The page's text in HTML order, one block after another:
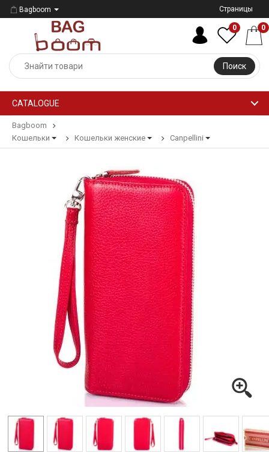
Bagboom Страницы
Поиск
0 0
CATALOGUE
Bagboom
Кошельки
Кошельки женские Canpellini